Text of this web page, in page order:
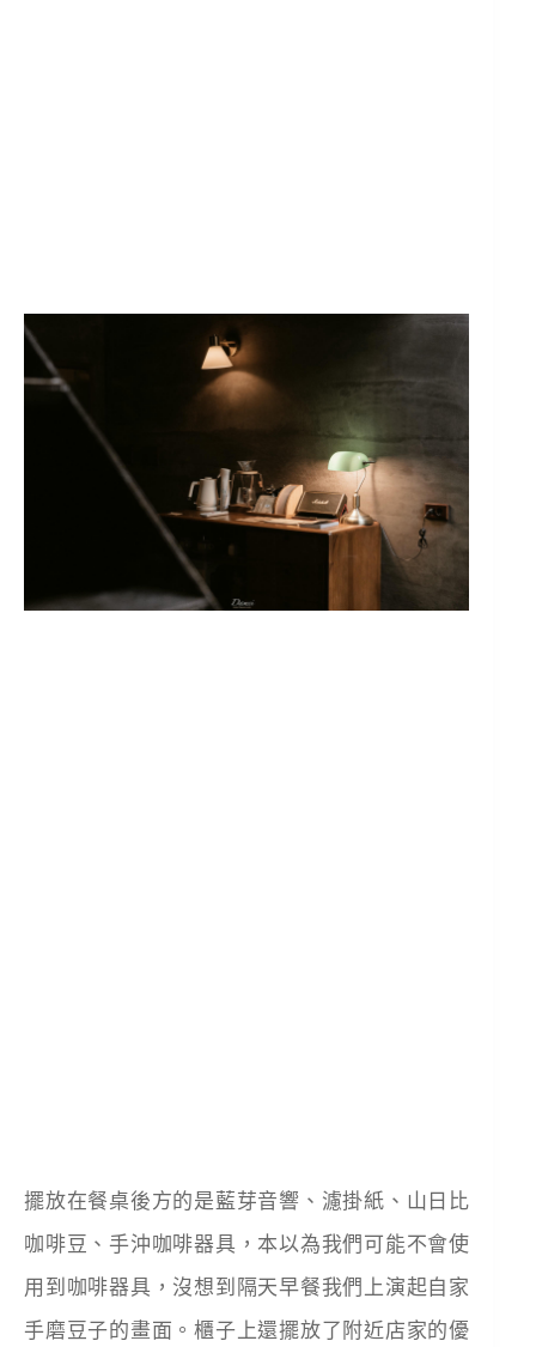
擺放在餐桌後方的是藍芽音響、濾掛紙、山日比
咖啡豆、手沖咖啡器具，本以為我們可能不會使
用到咖啡器具，沒想到隔天早餐我們上演起自家
手磨豆子的畫面。櫃子上還擺放了附近店家的優